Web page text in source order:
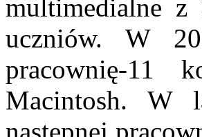
multimedialne
uczniów. W
pracownię-11
Macintosh. W